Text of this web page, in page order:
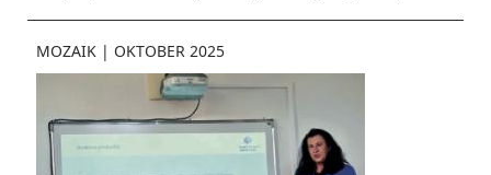
MOZAIK | OKTOBER 2025